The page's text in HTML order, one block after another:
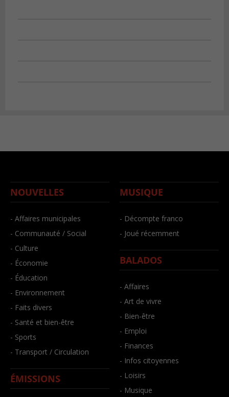
NOUVELLES
- Affaires municipales
- Communauté / Social
- Culture
- Économie
- Éducation
- Environnement
- Faits divers
- Santé et bien-être
- Sports
- Transport / Circulation
ÉMISSIONS
MUSIQUE
- Décompte franco
- Joué récemment
BALADOS
- Affaires
- Art de vivre
- Bien-être
- Emploi
- Finances
- Infos citoyennes
- Loisirs
- Musique